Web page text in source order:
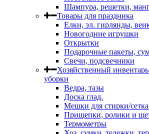
Шампура, решетки,
Товары для праздника
Елки, эл. гирлянды,
Новогодние игрушки
Открытки
Подарочные пакеты,
Свечи, подсвечники
Хозяйственный
уборки
Ведра, тазы
Доска глад.
Мешки для стирки/
Прищепки, ролики и
Термометры